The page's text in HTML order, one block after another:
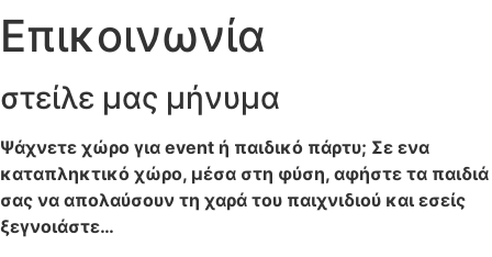
Επικοινωνία
στείλε μας μήνυμα
Ψάχνετε χώρο για event ή παιδικό πάρτυ; Σε ενα
καταπληκτικό χώρο, μέσα στη φύση, αφήστε τα παιδιά
σας να απολαύσουν τη χαρά του παιχνιδιού και εσείς
ξεγνοιάστε…